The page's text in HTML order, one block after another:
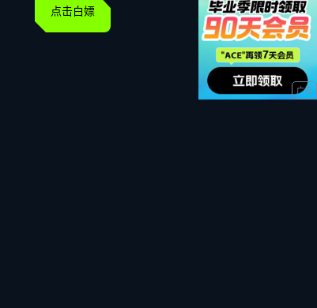
点击白嫖